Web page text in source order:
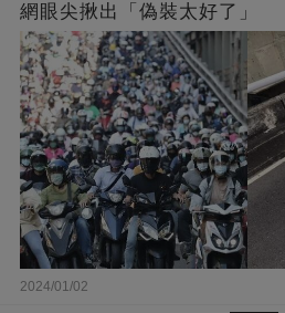
網眼尖揪出「偽裝太好了」
2024/01/02